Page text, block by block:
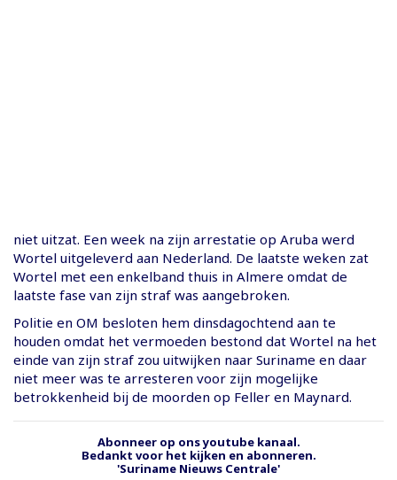
niet uitzat. Een week na zijn arrestatie op Aruba werd
Wortel uitgeleverd aan Nederland. De laatste weken zat
Wortel met een enkelband thuis in Almere omdat de
laatste fase van zijn straf was aangebroken.
Politie en OM besloten hem dinsdagochtend aan te
houden omdat het vermoeden bestond dat Wortel na het
einde van zijn straf zou uitwijken naar Suriname en daar
niet meer was te arresteren voor zijn mogelijke
betrokkenheid bij de moorden op Feller en Maynard.
Abonneer op ons youtube kanaal.
Bedankt voor het kijken en abonneren.
'Suriname Nieuws Centrale'